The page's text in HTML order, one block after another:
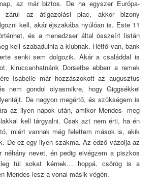
az már biztos. De ha egyszer Európa-
az átigazolási piac, akkor bizony
kell, akár éjszakába nyúlóan is. Este 11
és a menedzser által összeírt listán
kell szabadulnia a klubnak. Hétfő van, bank
senki sem dolgozik. Akár a családdal is
kiruccanhatnánk Dorsetbe ebben a remek
Isabelle már hozzászokott az augusztus
nem gondol olyasmikre, hogy Giggsékkel
De nagyon megértő, és szükségem is
az ilyen napok után, amikor Mendes- meg
kell tárgyalni. Csak azt nem érti, ha én
miért vannak még felettem mások is, akik
De ez egy ilyen szakma. Az edző vázolja az
néhány nevet, én pedig elvégzem a piszkos
túl sokat kérnek… hoppá, csörög is a
Mendes lesz a vonal másik végén.